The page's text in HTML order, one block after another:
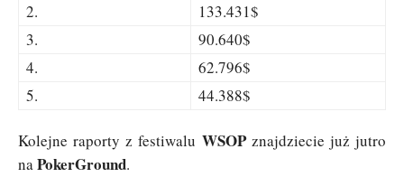
2.
133.431$
3.
90.640$
4.
62.796$
5.
44.388$
Kolejne raporty z festiwalu WSOPznajdziecie już jutro
naPokerGround.